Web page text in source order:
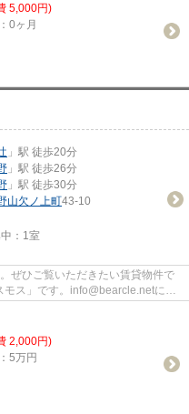
5,000円)
0ヶ月
」駅 徒歩20分
」駅 徒歩26分
」駅 徒歩30分
山欠ノ上町43-10
： 1室
ぜひご覧いただきたい賃貸物件で
ス」です。info@bearcle.netにご
2,000円)
5万円